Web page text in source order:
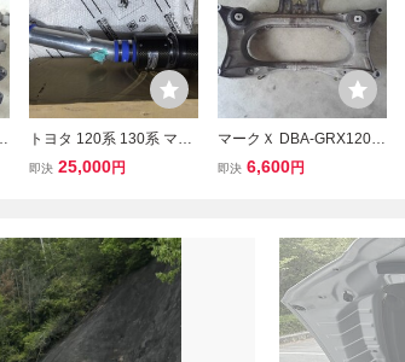
トヨタ 120系 130系 マー
クX 18系20系 ISGS250 4
即決 25,000円
マークＸ DBA-GRX120
フロントメンバー Fメン
即決 6,600円